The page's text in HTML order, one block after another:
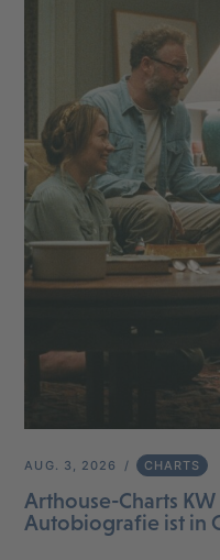
AUG. 3, 2026 CHARTS
Arthouse-Charts
Autobiografie ist in